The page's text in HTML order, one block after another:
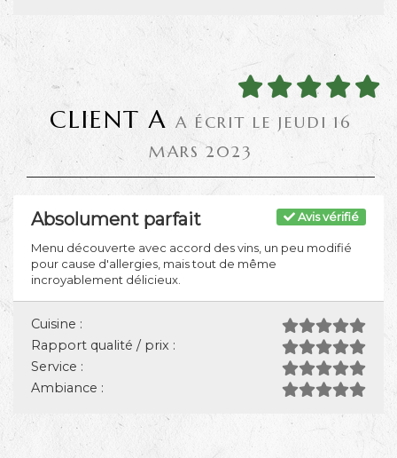
CLIENT A A ÉCRIT LE JEUDI 16
MARS 2023
Avis vérifié
Absolument parfait
Menu découverte avec accord des vins, un peu modifié
pour cause d'allergies, mais tout de même
incroyablement délicieux.
Cuisine :
Rapport qualité / prix :
Service :
Ambiance :